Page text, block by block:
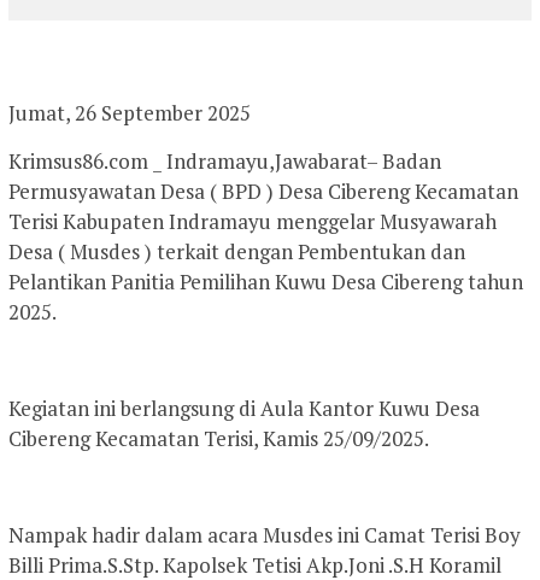
Jumat, 26 September 2025
Krimsus86.com _ Indramayu,Jawabarat– Badan
Permusyawatan Desa ( BPD ) Desa Cibereng Kecamatan
Terisi Kabupaten Indramayu menggelar Musyawarah
Desa ( Musdes ) terkait dengan Pembentukan dan
Pelantikan Panitia Pemilihan Kuwu Desa Cibereng tahun
2025.
Kegiatan ini berlangsung di Aula Kantor Kuwu Desa
Cibereng Kecamatan Terisi, Kamis 25/09/2025.
Nampak hadir dalam acara Musdes ini Camat Terisi Boy
Billi Prima.S.Stp. Kapolsek Tetisi Akp.Joni .S.H Koramil